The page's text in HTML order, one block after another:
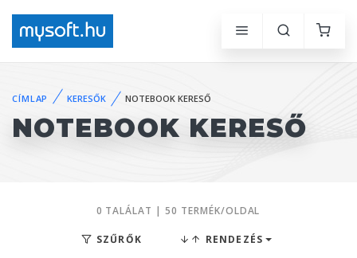
CÍMLAP KERESŐK NOTEBOOK KERESŐ
NOTEBOOK KERESŐ
0 TALÁLAT | 50 TERMÉK/OLDAL
SZŰRŐK RENDEZÉS